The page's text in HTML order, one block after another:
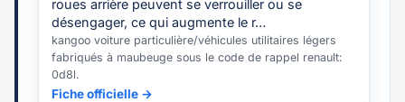
roues arrière peuvent se verrouiller ou se
désengager, ce qui augmente le r…
kangoo voiture particulière/véhicules utilitaires légers
fabriqués à maubeuge sous le code de rappel renault:
0d8l.
Fiche officielle →